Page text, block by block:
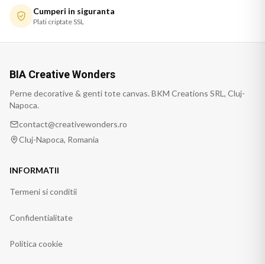
Cumperi in siguranta
Plati criptate SSL
BIA Creative Wonders
Perne decorative & genti tote canvas. BKM Creations SRL, Cluj-
Napoca.
contact@creativewonders.ro
Cluj-Napoca, Romania
INFORMATII
Termeni si conditii
Confidentialitate
Politica cookie